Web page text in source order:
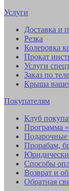
Услуги
Доставка и
Резка
Колеровка
Прокат
Услуги
Заказ по
Крыша
Покупателям
Клуб
Программа
Подарочные
Прорабам,
Способы
Возврат и
Обратная